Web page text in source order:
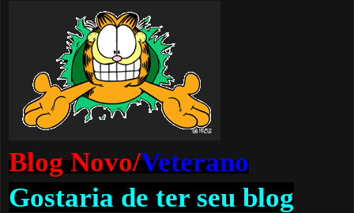
Blog Novo/Veterano
Gostaria de ter seu blog